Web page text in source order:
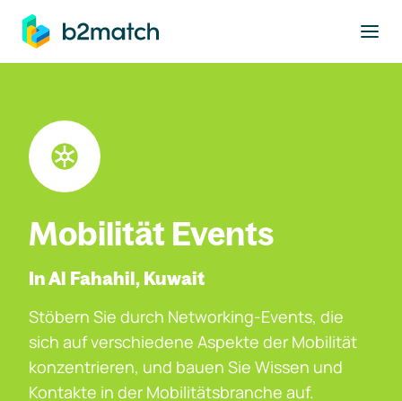
springen
Mobilität Events
In Al Fahahil, Kuwait
Stöbern Sie durch Networking-Events, die
sich auf verschiedene Aspekte der Mobilität
konzentrieren, und bauen Sie Wissen und
Kontakte in der Mobilitätsbranche auf.